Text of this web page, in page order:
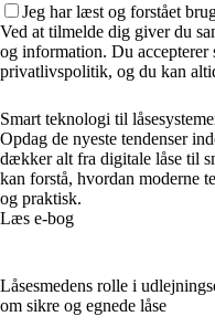
Jeg har læst og forstået
Ved at tilmelde dig giver du
og information. Du
privatlivspolitik, og du kan
Smart teknologi til
Opdag de nyeste tendenser
dækker alt fra digitale låse til
kan forstå, hvordan moderne
og praktisk.
Læs e-bog
Låsesmedens rolle i
om sikre og egnede låse